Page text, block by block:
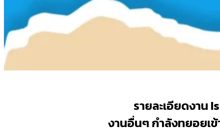
รายละเอียดงาน
งานอื่นๆ กำลังทยอยเ